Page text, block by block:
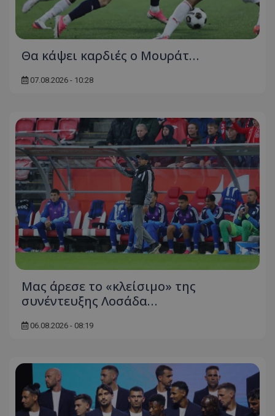
Θα κάψει καρδιές ο Μουράτ…
07.08.2026 - 10:28
Μας άρεσε το «κλείσιμο» της
συνέντευξης Λοσάδα…
06.08.2026 - 08:19